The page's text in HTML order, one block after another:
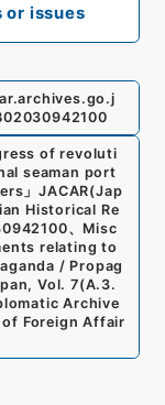
or issues
of revoluti
seaman port
」JACAR(Jap
Historical Re
、 Misc
relating to
/ Propag
Vol. 7(A.3.
Archive
Foreign Affair